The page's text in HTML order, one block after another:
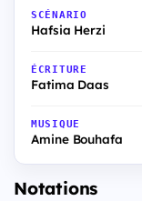
SCÉNARIO
Hafsia Herzi
ÉCRITURE
Fatima Daas
MUSIQUE
Amine Bouhafa
Notations